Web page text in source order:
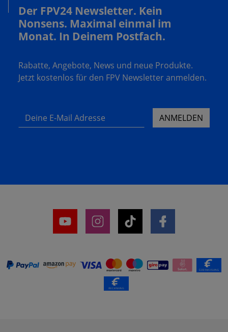
Der FPV24 Newsletter. Kein
Nonsens. Maximal einmal im
Monat. In Deinem Postfach.
Rabatte, Angebote, News und neue Produkte.
Jetzt kostenlos für den FPV Newsletter anmelden.
Deine E-Mail Adresse ANMELDEN